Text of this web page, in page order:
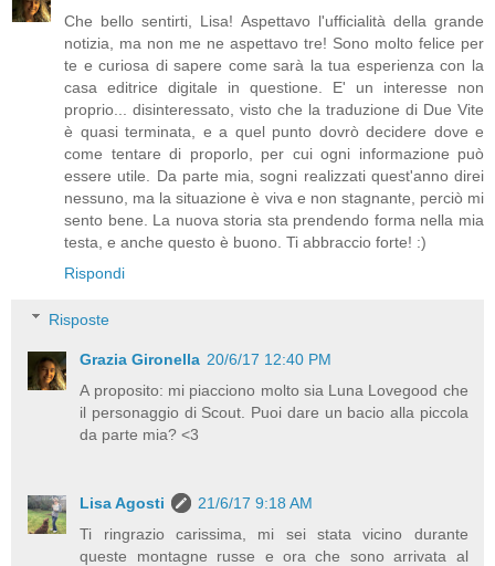
Che bello sentirti, Lisa! Aspettavo l'ufficialità della grande
notizia, ma non me ne aspettavo tre! Sono molto felice per
te e curiosa di sapere come sarà la tua esperienza con la
casa editrice digitale in questione. E' un interesse non
proprio... disinteressato, visto che la traduzione di Due Vite
è quasi terminata, e a quel punto dovrò decidere dove e
come tentare di proporlo, per cui ogni informazione può
essere utile. Da parte mia, sogni realizzati quest'anno direi
nessuno, ma la situazione è viva e non stagnante, perciò mi
sento bene. La nuova storia sta prendendo forma nella mia
testa, e anche questo è buono. Ti abbraccio forte! :)
Rispondi
Risposte
Grazia Gironella 20/6/17 12:40 PM
A proposito: mi piacciono molto sia Luna Lovegood che
il personaggio di Scout. Puoi dare un bacio alla piccola
da parte mia? <3
Lisa Agosti
21/6/17 9:18 AM
Ti ringrazio carissima, mi sei stata vicino durante
queste montagne russe e ora che sono arrivata al